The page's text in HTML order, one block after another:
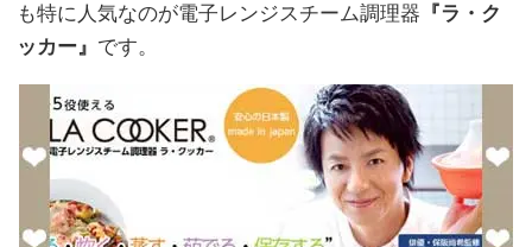
も特に人気なのが電子レンジスチーム調理器 『ラ・ク
ッカー』 です。